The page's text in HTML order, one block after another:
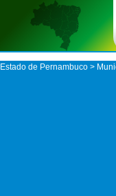
Estado de Pernambuco >